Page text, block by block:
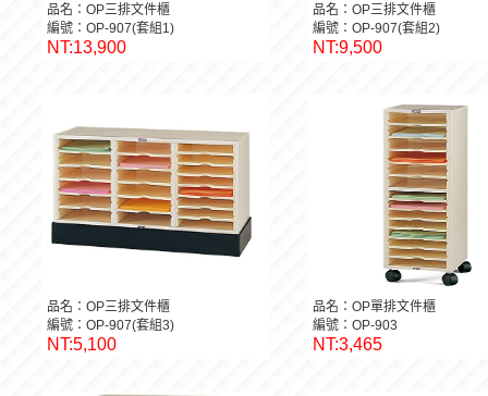
品名：OP三排文件櫃
編號：OP-907(套組1)
NT:13,900
品名：OP三排文件櫃
編號：OP-907(套組2)
NT:9,500
品名：OP三排文件櫃
編號：OP-907(套組3)
NT:5,100
品名：OP單排文件櫃
編號：OP-903
NT:3,465